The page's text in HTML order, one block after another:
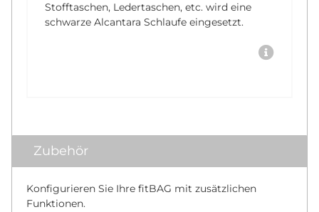
Stofftaschen, Ledertaschen, etc. wird eine
schwarze Alcantara Schlaufe eingesetzt.
Zubehör
Konfigurieren Sie Ihre fitBAG mit zusätzlichen
Funktionen.